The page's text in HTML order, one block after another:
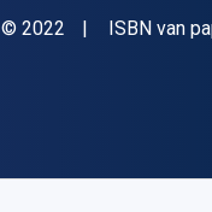
Copyright
© 2022 ISBN van